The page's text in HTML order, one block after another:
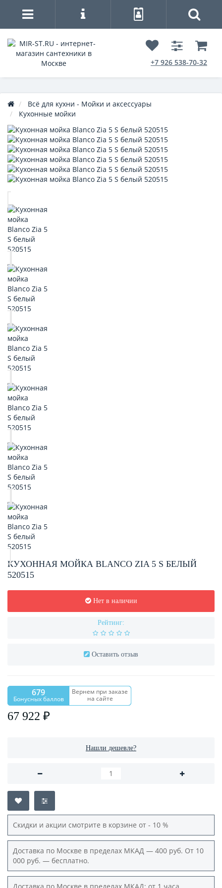
+7 926 538-70-32
Всё для кухни - Мойки и аксессуары
Кухонные мойки
КУХОННАЯ МОЙКА BLANCO ZIA 5 S БЕЛЫЙ
520515
Нет в наличии
Рейтинг:
Оставить отзыв
679
Бонусных баллов
Вернем при заказе
на сайте
67 922 ₽
Нашли дешевле?
Скидки и акции смотрите в корзине от - 10 %
Доставка по Москве в пределах МКАД — 400 руб. От 10
000 руб. — бесплатно.